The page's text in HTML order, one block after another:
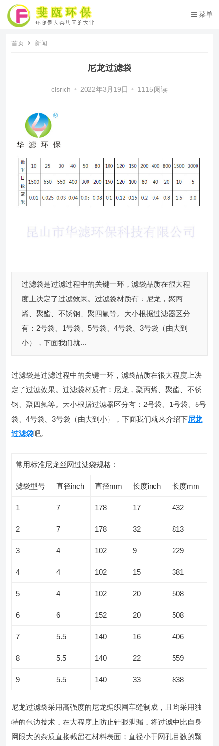
菜单
首页 新闻
尼龙过滤袋
clsrich • 2022年3月19日 • 1115 阅读
过滤袋是过滤过程中的关键一环，滤袋品质在很大程
度上决定了过滤效果。过滤袋材质有：尼龙，聚丙
烯、聚酯、不锈钢、聚四氟等。大小根据过滤器区分
有：2号袋、1号袋、5号袋、4号袋、3号袋（由大到
小），下面我们就...
过滤袋是过滤过程中的关键一环，滤袋品质在很大程度上决
定了过滤效果。过滤袋材质有：尼龙，聚丙烯、聚酯、不锈
钢、聚四氟等。大小根据过滤器区分有：2号袋、1号袋、5号
袋、4号袋、3号袋（由大到小），下面我们就来介绍下尼龙
过滤袋吧。
常用标准尼龙丝网过滤袋规格：
滤袋型号 直径inch 直径mm 长度inch 长度mm
1 7 178 17 432
2 7 178 32 813
3 4 102 9 229
4 4 102 15 381
5 4 102 20 508
6 6 152 20 508
7 5.5 140 16 406
8 5.5 140 22 559
9 5.5 140 33 838
尼龙过滤袋采用高强度的尼龙编织网车缝制成，且均采用独
特的包边技术，在大程度上防止针眼泄漏，将过滤中比自身
网眼大的杂质直接截留在材料表面；直径小于网孔目数的颗